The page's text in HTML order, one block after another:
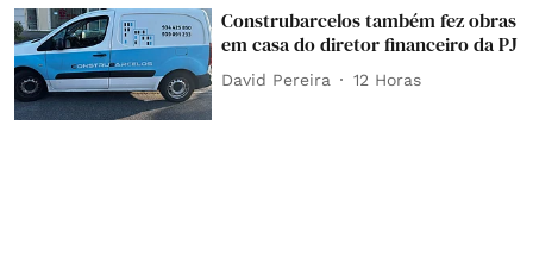
Construbarcelos também fez obras
em casa do diretor financeiro da PJ
David Pereira 12 Horas